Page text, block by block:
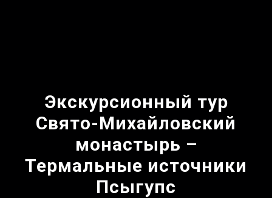
Экскурсионный тур
Свято-Михайловский
монастырь –
Термальные источники
Псыгупс